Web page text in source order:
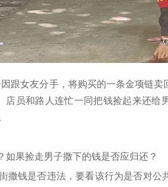
跟女友分手，将购买的一条金项链卖
店员和路人连忙一同把钱捡起来还给
果捡走男子撒下的钱是否应归还？
撒钱是否违法，要看该行为是否对公